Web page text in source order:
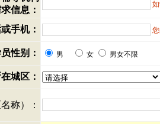
信息：
手机：
性别： 男 女 男女不限
城区：
称）：